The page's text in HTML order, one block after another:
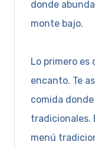
donde
monte bajo.
Lo primero
encanto. Te
comida
tradicionales.
menú